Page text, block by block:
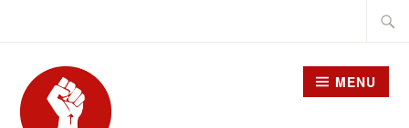
content
MENU